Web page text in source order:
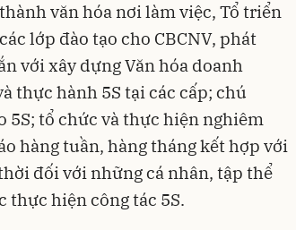
văn hóa nơi làm việc, Tổ triển
lớp đào tạo cho CBCNV, phát
với xây dựng Văn hóa doanh
thực hành 5S tại các cấp; chú
5S; tổ chức và thực hiện nghiêm
hàng tuần, hàng tháng kết hợp với
đối với những cá nhân, tập thể
thực hiện công tác 5S.